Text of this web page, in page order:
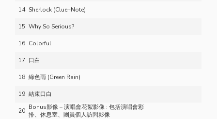
14 Sherlock (Clue+Note)
15 Why So Serious?
16 Colorful
17 口白
18 綠色雨 (Green Rain)
19 結束口白
20 Bonus影像 – 演唱會花絮影像 : 包括演唱會彩
排、休息室、團員個人訪問影像